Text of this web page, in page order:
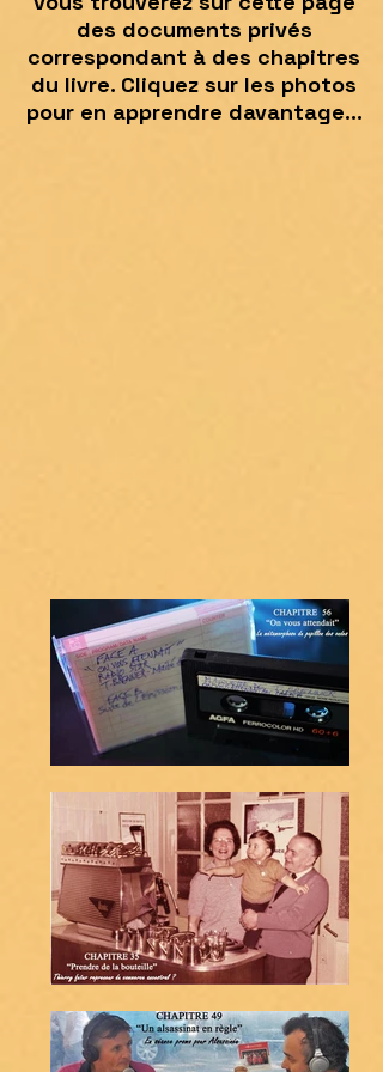
des documents privés
correspondant à des chapitres
du livre. Cliquez sur les photos
pour en apprendre davantage...